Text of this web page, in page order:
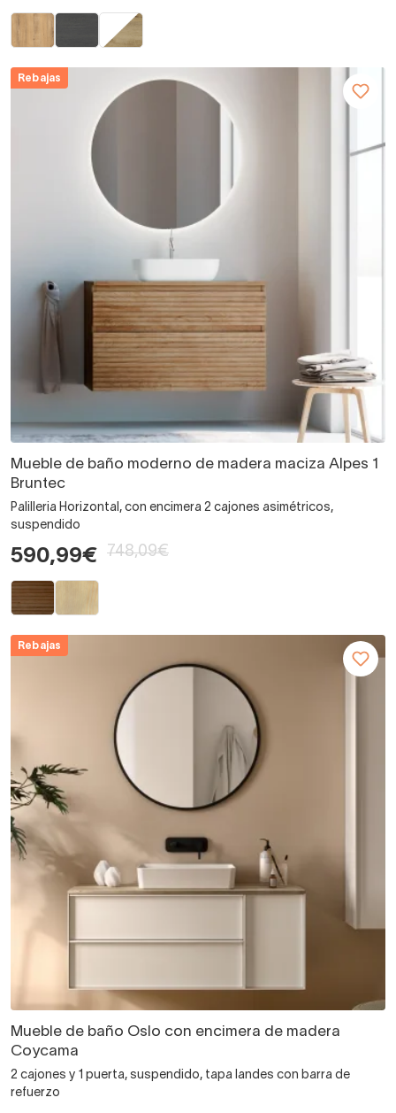
Rebajas
Mueble de baño moderno de madera maciza Alpes 1
Bruntec
Palilleria Horizontal, con encimera 2 cajones asimétricos,
suspendido
590,99€ 748,09€
Rebajas
Mueble de baño Oslo con encimera de madera
Coycama
2 cajones y 1 puerta, suspendido, tapa landes con barra de
refuerzo